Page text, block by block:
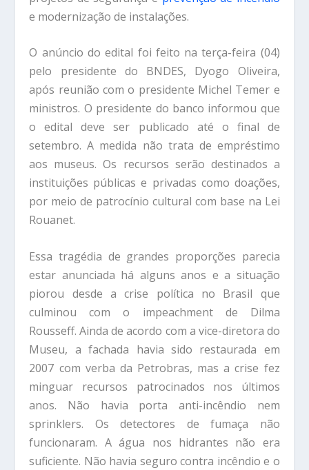
e modernização de instalações.
O anúncio do edital foi feito na terça-feira (04)
pelo presidente do BNDES, Dyogo Oliveira,
após reunião com o presidente Michel Temer e
ministros. O presidente do banco informou que
o edital deve ser publicado até o final de
setembro. A medida não trata de empréstimo
aos museus. Os recursos serão destinados a
instituições públicas e privadas como doações,
por meio de patrocínio cultural com base na Lei
Rouanet.
Essa tragédia de grandes proporções parecia
estar anunciada há alguns anos e a situação
piorou desde a crise política no Brasil que
culminou com o impeachment de Dilma
Rousseff. Ainda de acordo com a vice-diretora do
Museu, a fachada havia sido restaurada em
2007 com verba da Petrobras, mas a crise fez
minguar recursos patrocinados nos últimos
anos. Não havia porta anti-incêndio nem
sprinklers. Os detectores de fumaça não
funcionaram. A água nos hidrantes não era
suficiente. Não havia seguro contra incêndio e o